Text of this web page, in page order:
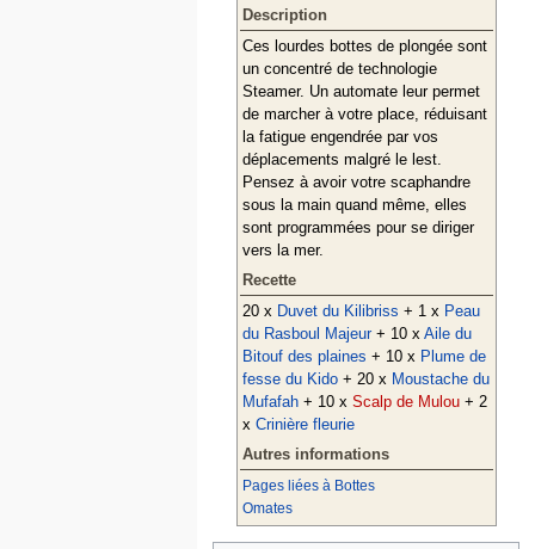
Description
Ces lourdes bottes de plongée sont
un concentré de technologie
Steamer. Un automate leur permet
de marcher à votre place, réduisant
la fatigue engendrée par vos
déplacements malgré le lest.
Pensez à avoir votre scaphandre
sous la main quand même, elles
sont programmées pour se diriger
vers la mer.
Recette
20 x Duvet du Kilibriss + 1 x Peau
du Rasboul Majeur+ 10 x Aile du
Bitouf des plaines + 10 x Plume de
fesse du Kido+ 20 x Moustache du
Mufafah+ 10 x Scalp de Mulou+ 2
x Crinière fleurie
Autres informations
Pages liées à Bottes
Omates